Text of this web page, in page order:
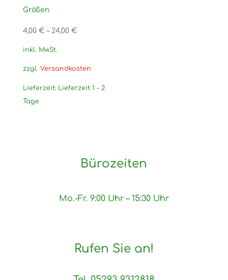
Größen
4,00 € – 24,00 €
inkl. MwSt.
zzgl. Versandkosten
Lieferzeit: Lieferzeit 1 - 2
Tage
Bürozeiten
Mo.-Fr. 9:00 Uhr – 15:30 Uhr
Rufen Sie an!